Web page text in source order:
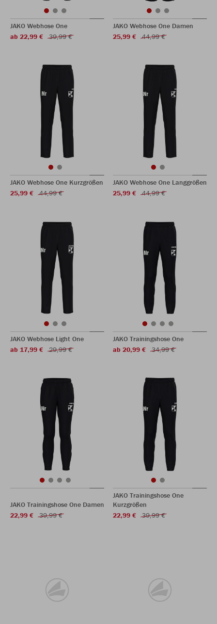
JAKO Webhose One
ab 22,99 €
39,99 €
JAKO Webhose One Damen
25,99 €
44,99 €
JAKO Webhose One Kurzgrößen
25,99 €
44,99 €
JAKO Webhose One Langgrößen
25,99 €
44,99 €
JAKO Webhose Light One
ab 17,99 €
29,99 €
JAKO Trainingshose One
ab 20,99 €
34,99 €
JAKO Trainingshose One Damen
22,99 €
39,99 €
JAKO Trainingshose One
Kurzgrößen
22,99 €
39,99 €